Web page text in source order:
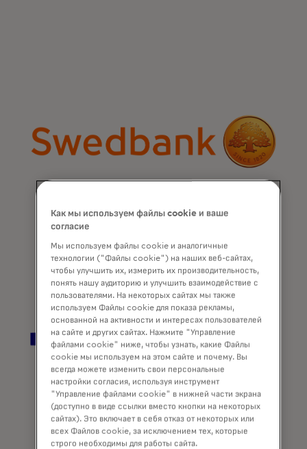
Как мы используем файлы cookie и ваше
согласие
Мы используем файлы cookie и аналогичные
технологии ("Файлы cookie") на наших веб-сайтах,
чтобы улучшить их, измерить их производительность,
понять нашу аудиторию и улучшить взаимодействие с
пользователями. На некоторых сайтах мы также
используем Файлы cookie для показа рекламы,
основанной на активности и интересах пользователей
на сайте и других сайтах. Нажмите "Управление
файлами cookie" ниже, чтобы узнать, какие Файлы
cookie мы используем на этом сайте и почему. Вы
всегда можете изменить свои персональные
настройки согласия, используя инструмент
"Управление файлами cookie" в нижней части экрана
(доступно в виде ссылки вместо кнопки на некоторых
сайтах). Это включает в себя отказ от некоторых или
всех Файлов cookie, за исключением тех, которые
строго необходимы для работы сайта.